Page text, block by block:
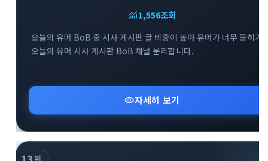
monitoring1,556조회
오늘의 유머 BoB 중 시사 게시판 글 비중이 높아 유머가 너무 묻히기
오늘의 유머 시사 게시판 BoB 채널 분리합니다.
visibility자세히 보기
위